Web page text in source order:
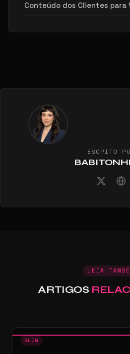
Conteúdo dos Clientes para
ESCRITO
LEIA
ARTIGOS
BLOG